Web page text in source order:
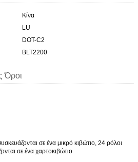
Κίνα
LU
DOT-C2
BLT2200
Όροι
σε ένα μικρό κιβώτιο, 24 ρόλοι
σε ένα χαρτοκιβώτιο